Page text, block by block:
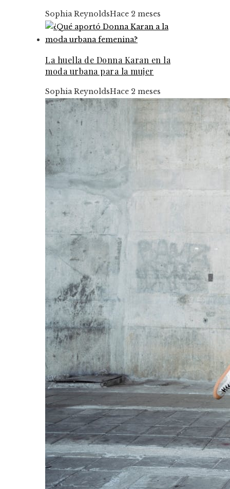
Sophia ReynoldsHace 2 meses
La huella de Donna Karan en la
moda urbana para la mujer
Sophia ReynoldsHace 2 meses